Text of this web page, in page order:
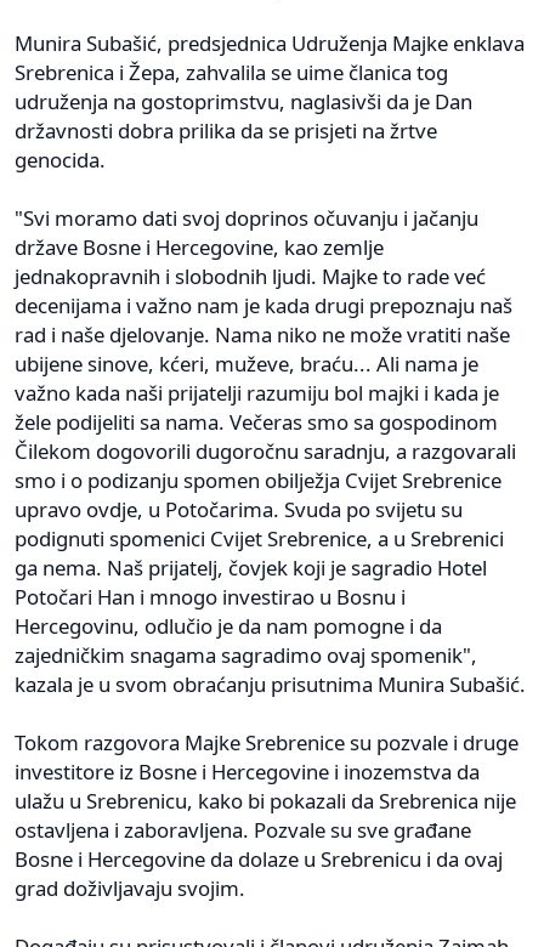
Munira Subašić, predsjednica Udruženja Majke enklava
Srebrenica i Žepa, zahvalila se uime članica tog
udruženja na gostoprimstvu, naglasivši da je Dan
državnosti dobra prilika da se prisjeti na žrtve
genocida.
"Svi moramo dati svoj doprinos očuvanju i jačanju
države Bosne i Hercegovine, kao zemlje
jednakopravnih i slobodnih ljudi. Majke to rade već
decenijama i važno nam je kada drugi prepoznaju naš
rad i naše djelovanje. Nama niko ne može vratiti naše
ubijene sinove, kćeri, muževe, braću... Ali nama je
važno kada naši prijatelji razumiju bol majki i kada je
žele podijeliti sa nama. Večeras smo sa gospodinom
Čilekom dogovorili dugoročnu saradnju, a razgovarali
smo i o podizanju spomen obilježja Cvijet Srebrenice
upravo ovdje, u Potočarima. Svuda po svijetu su
podignuti spomenici Cvijet Srebrenice, a u Srebrenici
ga nema. Naš prijatelj, čovjek koji je sagradio Hotel
Potočari Han i mnogo investirao u Bosnu i
Hercegovinu, odlučio je da nam pomogne i da
zajedničkim snagama sagradimo ovaj spomenik",
kazala je u svom obraćanju prisutnima Munira Subašić.
Tokom razgovora Majke Srebrenice su pozvale i druge
investitore iz Bosne i Hercegovine i inozemstva da
ulažu u Srebrenicu, kako bi pokazali da Srebrenica nije
ostavljena i zaboravljena. Pozvale su sve građane
Bosne i Hercegovine da dolaze u Srebrenicu i da ovaj
grad doživljavaju svojim.